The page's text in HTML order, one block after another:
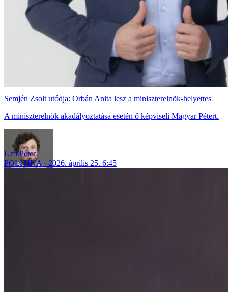
Semjén Zsolt utódja: Orbán Anita lesz a miniszterelnök-helyettes
A miniszterelnök akadályoztatása esetén ő képviseli Magyar Pétert.
Urfi Péter
POLITIKA
2026. április 25. 6:45